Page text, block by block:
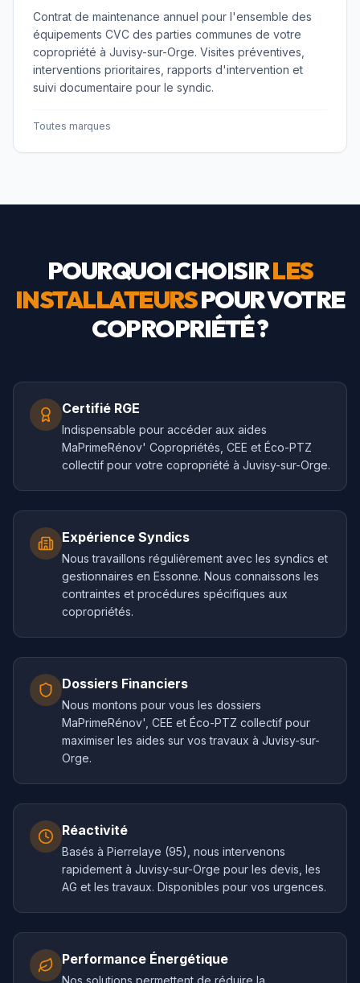
Contrat de maintenance annuel pour l'ensemble des
équipements CVC des parties communes de votre
copropriété à Juvisy-sur-Orge. Visites préventives,
interventions prioritaires, rapports d'intervention et
suivi documentaire pour le syndic.
Toutes marques
POURQUOI CHOISIRLES
INSTALLATEURSPOUR VOTRE
COPROPRIÉTÉ ?
Certifié RGE
Indispensable pour accéder aux aides
MaPrimeRénov' Copropriétés, CEE et Éco-PTZ
collectif pour votre copropriété à Juvisy-sur-Orge.
Expérience Syndics
Nous travaillons régulièrement avec les syndics et
gestionnaires en Essonne. Nous connaissons les
contraintes et procédures spécifiques aux
copropriétés.
Dossiers Financiers
Nous montons pour vous les dossiers
MaPrimeRénov', CEE et Éco-PTZ collectif pour
maximiser les aides sur vos travaux à Juvisy-sur-
Orge.
Réactivité
Basés à Pierrelaye (95), nous intervenons
rapidement à Juvisy-sur-Orge pour les devis, les
AG et les travaux. Disponibles pour vos urgences.
Performance Énergétique
Nos solutions permettent de réduire la